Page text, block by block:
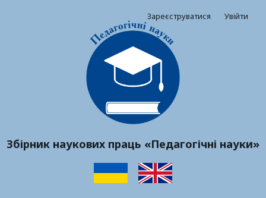
Збірник наукових праць «Педагогічні науки»
Зареєструватися Увійти